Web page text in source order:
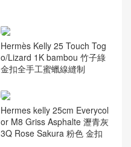
Hermès Kelly 25 Touch Tog
o/Lizard 1K bambou 竹子綠
金扣全手工蜜蠟線縫制
Hermes kelly 25cm Everycol
or M8 Griss Asphalte 瀝青灰
3Q Rose Sakura 粉色 金扣